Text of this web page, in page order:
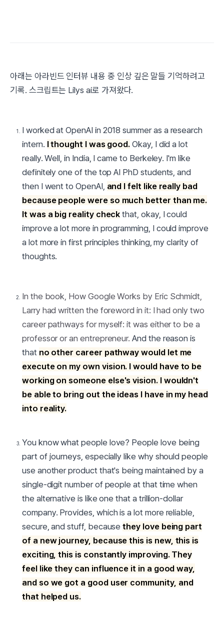
아래는 아라빈드 인터뷰 내용 중 인상 깊은 말들 기억하려고
기록. 스크립트는 Lilys ai로 가져왔다.
I worked at OpenAI in 2018 summer as a research
intern. I thought I was good. Okay, I did a lot
really. Well, in India, I came to Berkeley. I'm like
definitely one of the top AI PhD students, and
then I went to OpenAI, and I felt like really bad
because people were so much better than me.
It was a big reality check that, okay, I could
improve a lot more in programming, I could improve
a lot more in first principles thinking, my clarity of
thoughts.
In the book, How Google Works by Eric Schmidt,
Larry had written the foreword in it: I had only two
career pathways for myself: it was either to be a
professor or an entrepreneur.And the reason is
that no other career pathway would let me
execute on my own vision. I would have to be
working on someone else's vision. I wouldn't
be able to bring out the ideas I have in my head
into reality.
You know what people love? People love being
part of journeys, especially like why should people
use another product that's being maintained by a
single-digit number of people at that time when
the alternative is like one that a trillion-dollar
company. Provides, which is a lot more reliable,
secure, and stuff, becausethey love being part
of a new journey, because this is new, this is
exciting, this is constantly improving. They
feel like they can influence it in a good way,
and so we got a good user community, and
that helped us.